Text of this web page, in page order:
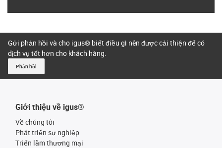
Gửi phản hồi và cho igus® biết điều gì nên được cải thiện để có
dịch vụ tốt hơn cho khách hàng.
Phản hồi
Giới thiệu về igus®
Về chúng tôi
Phát triển sự nghiệp
Triển lãm thương mại